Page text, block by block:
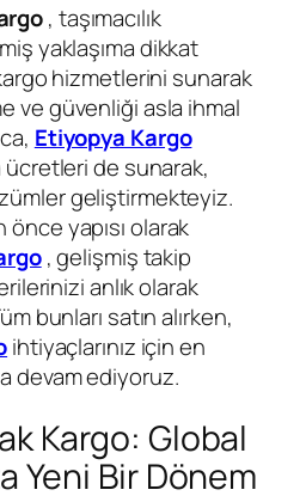
, taşımacılık
yaklaşıma dikkat
hizmetlerini sunarak
ve güvenliği asla ihmal
Etiyopya Kargo
ücretleri de sunarak,
geliştirmekteyiz.
yapısı olarak
, gelişmiş takip
anlık olarak
bunları satın alırken,
ihtiyaçlarınız için en
devam ediyoruz.
Kargo: Global
Yeni Bir Dönem